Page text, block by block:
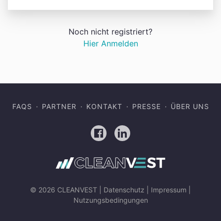
Noch nicht registriert?
Hier Anmelden
FAQS PARTNER KONTAKT PRESSE ÜBER UNS
FacebookLinkedIn
© 2026 CLEANVEST | Datenschutz Impressum
Nutzungsbedingungen